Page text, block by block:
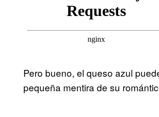
Pero bueno, el queso azul
pequeña mentira de su